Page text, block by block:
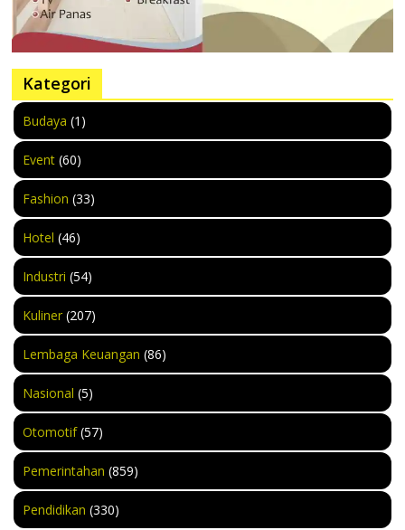
Kategori
Budaya (1)
Event (60)
Fashion (33)
Hotel (46)
Industri (54)
Kuliner (207)
Lembaga Keuangan (86)
Nasional (5)
Otomotif(57)
Pemerintahan (859)
Pendidikan (330)